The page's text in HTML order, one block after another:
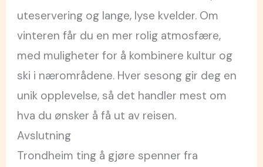
uteservering og lange, lyse kvelder. Om
vinteren får du en mer rolig atmosfære,
med muligheter for å kombinere kultur og
ski i nærområdene. Hver sesong gir deg en
unik opplevelse, så det handler mest om
hva du ønsker å få ut av reisen.
Avslutning
Trondheim ting å gjøre spenner fra